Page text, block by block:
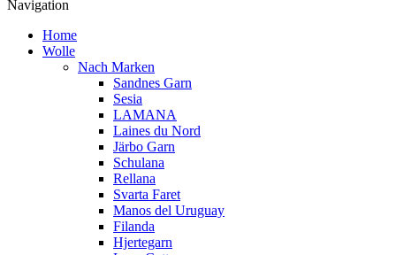
Navigation
Home
Wolle
Nach Marken
Sandnes Garn
Sesia
LAMANA
Laines du Nord
Järbo Garn
Schulana
Rellana
Svarta Faret
Manos del Uruguay
Filanda
Hjertegarn